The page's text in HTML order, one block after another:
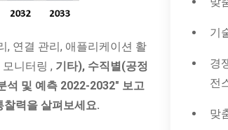
, 연결 관리, 애플리케이션 활
니터링 , 기타), 수직별(공정
석 및 예측 2022-2032" 보고
력을 살펴보세요.
기
경
전
맞